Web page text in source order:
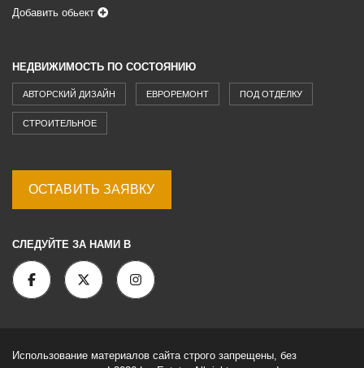
Добавить обьект
НЕДВИЖИМОСТЬ ПО СОСТОЯНИЮ
АВТОРСКИЙ ДИЗАЙН ЕВРОРЕМОНТ ПОД ОТДЕЛКУ
СТРОИТЕЛЬНОЕ
ОСТАВИТЬ ЗАЯВКУ
СЛЕДУЙТЕ ЗА НАМИ В
Использование материалов сайта строго запрещены, без